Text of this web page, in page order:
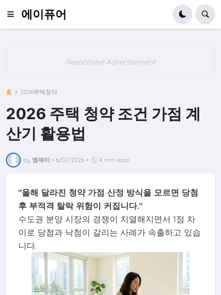
에이퓨어
Responsive Advertisement
홈 2026주택청약
2026 주택 청약 조건 가점 계
산기 활용법
by 엠제이 • 6/07/2026 • 4 min read
"올해 달라진 청약 가점 산정 방식을 모르면 당첨
후 부적격 탈락 위험이 커집니다."
수도권 분양 시장의 경쟁이 치열해지면서 1점 차
이로 당첨과 낙첨이 갈리는 사례가 속출하고 있습
니다.